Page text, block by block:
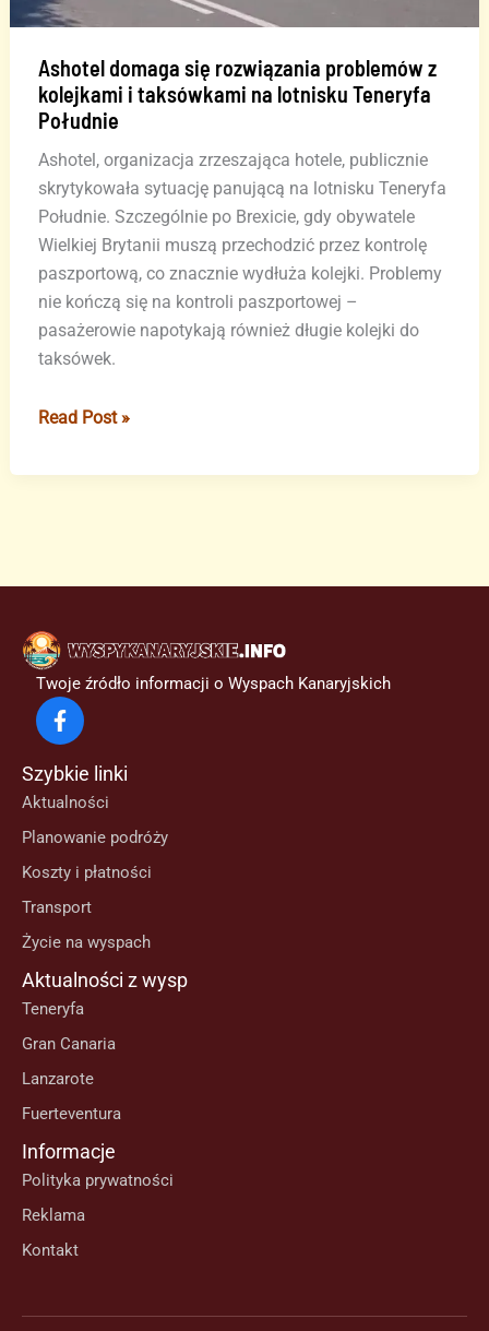
Ashotel domaga się rozwiązania problemów z
kolejkami i taksówkami na lotnisku Teneryfa
Południe
Ashotel, organizacja zrzeszająca hotele, publicznie
skrytykowała sytuację panującą na lotnisku Teneryfa
Południe. Szczególnie po Brexicie, gdy obywatele
Wielkiej Brytanii muszą przechodzić przez kontrolę
paszportową, co znacznie wydłuża kolejki. Problemy
nie kończą się na kontroli paszportowej –
pasażerowie napotykają również długie kolejki do
taksówek.
Ashotel
się
kolejkami
taksówkami
na
lotnisku
Teneryfa
Read Post »
Twoje źródło informacji o Wyspach Kanaryjskich
Szybkie linki
Aktualności
Planowanie podróży
Koszty i płatności
Transport
Życie na wyspach
Aktualności z wysp
Teneryfa
Gran Canaria
Lanzarote
Fuerteventura
Informacje
Polityka prywatności
Reklama
Kontakt